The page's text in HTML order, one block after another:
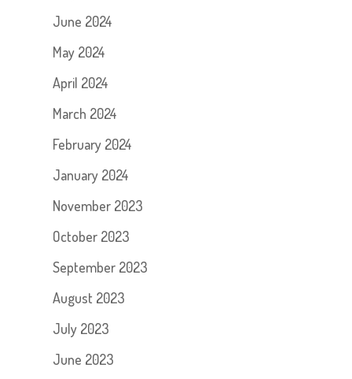
June 2024
May 2024
April 2024
March 2024
February 2024
January 2024
November 2023
October 2023
September 2023
August 2023
July 2023
June 2023